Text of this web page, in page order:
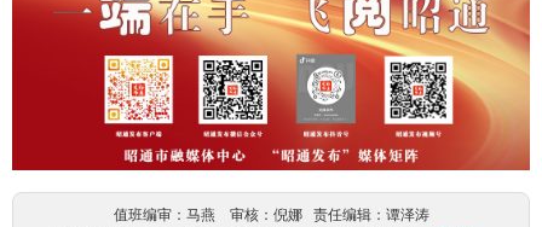
值班编审：马燕 审核：倪娜 责任编辑：谭泽涛